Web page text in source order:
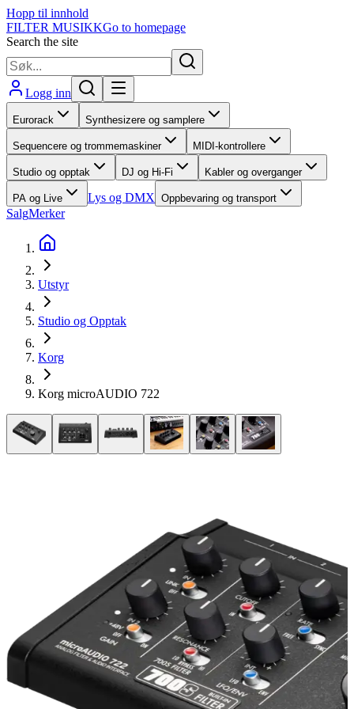
Hopp til innhold
FILTER MUSIKKGo to homepage
Search the site
Logg inn
Eurorack Synthesizere og samplere
Sequencere og trommemaskiner MIDI-kontrollere
Studio og opptak DJ og Hi-Fi Kabler og overganger
PA og Live Lys og DMX Oppbevaring og transport
SalgMerker
Utstyr
Studio og Opptak
Korg
Korg microAUDIO 722